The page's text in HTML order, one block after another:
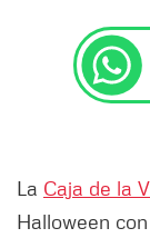
La Caja de la
Halloween